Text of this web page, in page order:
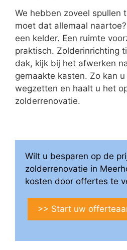
We hebben zoveel spullen
moet dat allemaal
een kelder. Een ruimte
praktisch. Zolderinrichting
dak, kijk bij het afwerken
gemaakte kasten. Zo kan
wegzetten en haalt u het
zolderrenovatie.
Wilt u besparen op de
zolderrenovatie in
kosten door offertes te
>> Start uw